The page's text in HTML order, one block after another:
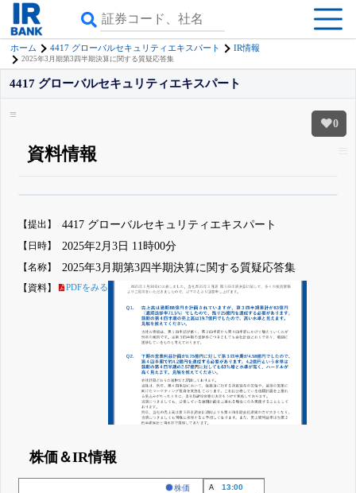
ホーム 4417 グローバルセキュリティエキスパート IR情報
2025年3月期第3四半期決算に関する質疑応答集
0
4417 グローバルセキュリティエキスパート
資料情報
詳しく見られる無料でβ版をはじめる
登録すると永久30%OFFと米株版の先行利用も付きます
【提出】 4417 グローバルセキュリティエキスパート
【日時】 2025年2月3日 11時00分
【名称】 2025年3月期第3四半期決算に関する質疑応答集
【資料】 PDFをみる
株価＆IR情報
株価 A
13:00